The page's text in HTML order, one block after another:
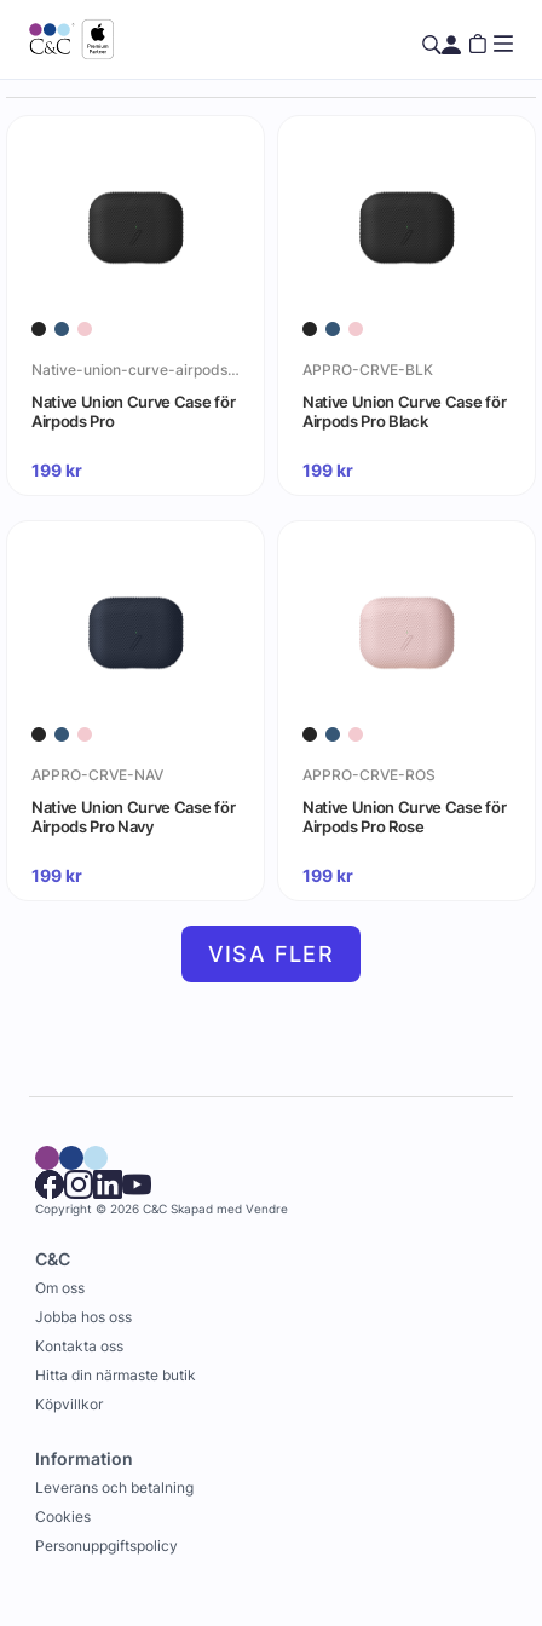
Native-union-curve-airpods-pro
Native Union Curve Case för
Airpods Pro
199kr
APPRO-CRVE-BLK
Native Union Curve Case för
Airpods Pro Black
199kr
APPRO-CRVE-NAV
Native Union Curve Case för
Airpods Pro Navy
199kr
APPRO-CRVE-ROS
Native Union Curve Case för
Airpods Pro Rose
199kr
VISA FLER
Copyright © 2026 C&C Skapad med Vendre
C&C
Om oss
Jobba hos oss
Kontakta oss
Hitta din närmaste butik
Köpvillkor
Information
Leverans och betalning
Cookies
Personuppgiftspolicy